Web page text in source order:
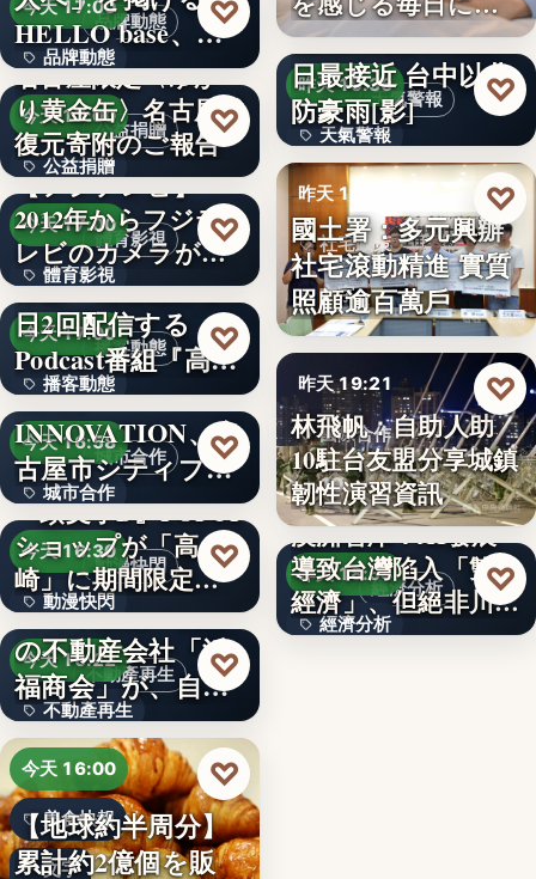
品牌動態
今天 17:00
品牌動態
文字
HELLO base、創
業…
♡
公益捐贈
今天 17:00
公益捐贈
4,550,085
名古屋限定〈ゆか
り黄金缶〉名古屋城
復元寄附のご報告
♡
體育影視
今天 17:00
體育影視
99
【フジテレビ】
2012年からフジテ
レビのカメラが追
い続け…
♡
播客動態
今天 17:00
播客動態
文字
俳優・高橋健介が1
日2回配信する
Podcast番組『高
橋…
♡
城市合作
今天 16:58
城市合作
文字
NEXT
INNOVATION、名
古屋市シティプロ
モーシ…
♡
動漫快閃
今天 16:30
動漫快閃
366
『頭文字D』POPUP
ショップが「高
崎」に期間限定で
登場…
♡
不動產再生
今天 16:22
不動產再生
文字
1970年創業の長崎
の不動産会社「浜
福商会」が、自ら
再生…
♡
今天 16:00
美食快報
文字
【地球約半周分】
累計約2億個を販
♡
段階…
天氣警報
昨天 19:36
天氣警報
文字
颱風白海豚8日及9
日最接近 台中以北
防豪雨[影]
♡
昨天 19:26
社宅政策
文字
國土署：多元興辦
社宅滾動精進 實質
照顧逾百萬戶
♡
昨天 19:21
國際合作
10
林飛帆：自助人助
10駐台友盟分享城鎮
韌性演習資訊
♡
經濟分析
昨天 18:54
經濟分析
澳洲智庫：AI發展
導致台灣陷入「雙速
經濟」、但絕非川普
所…
♡